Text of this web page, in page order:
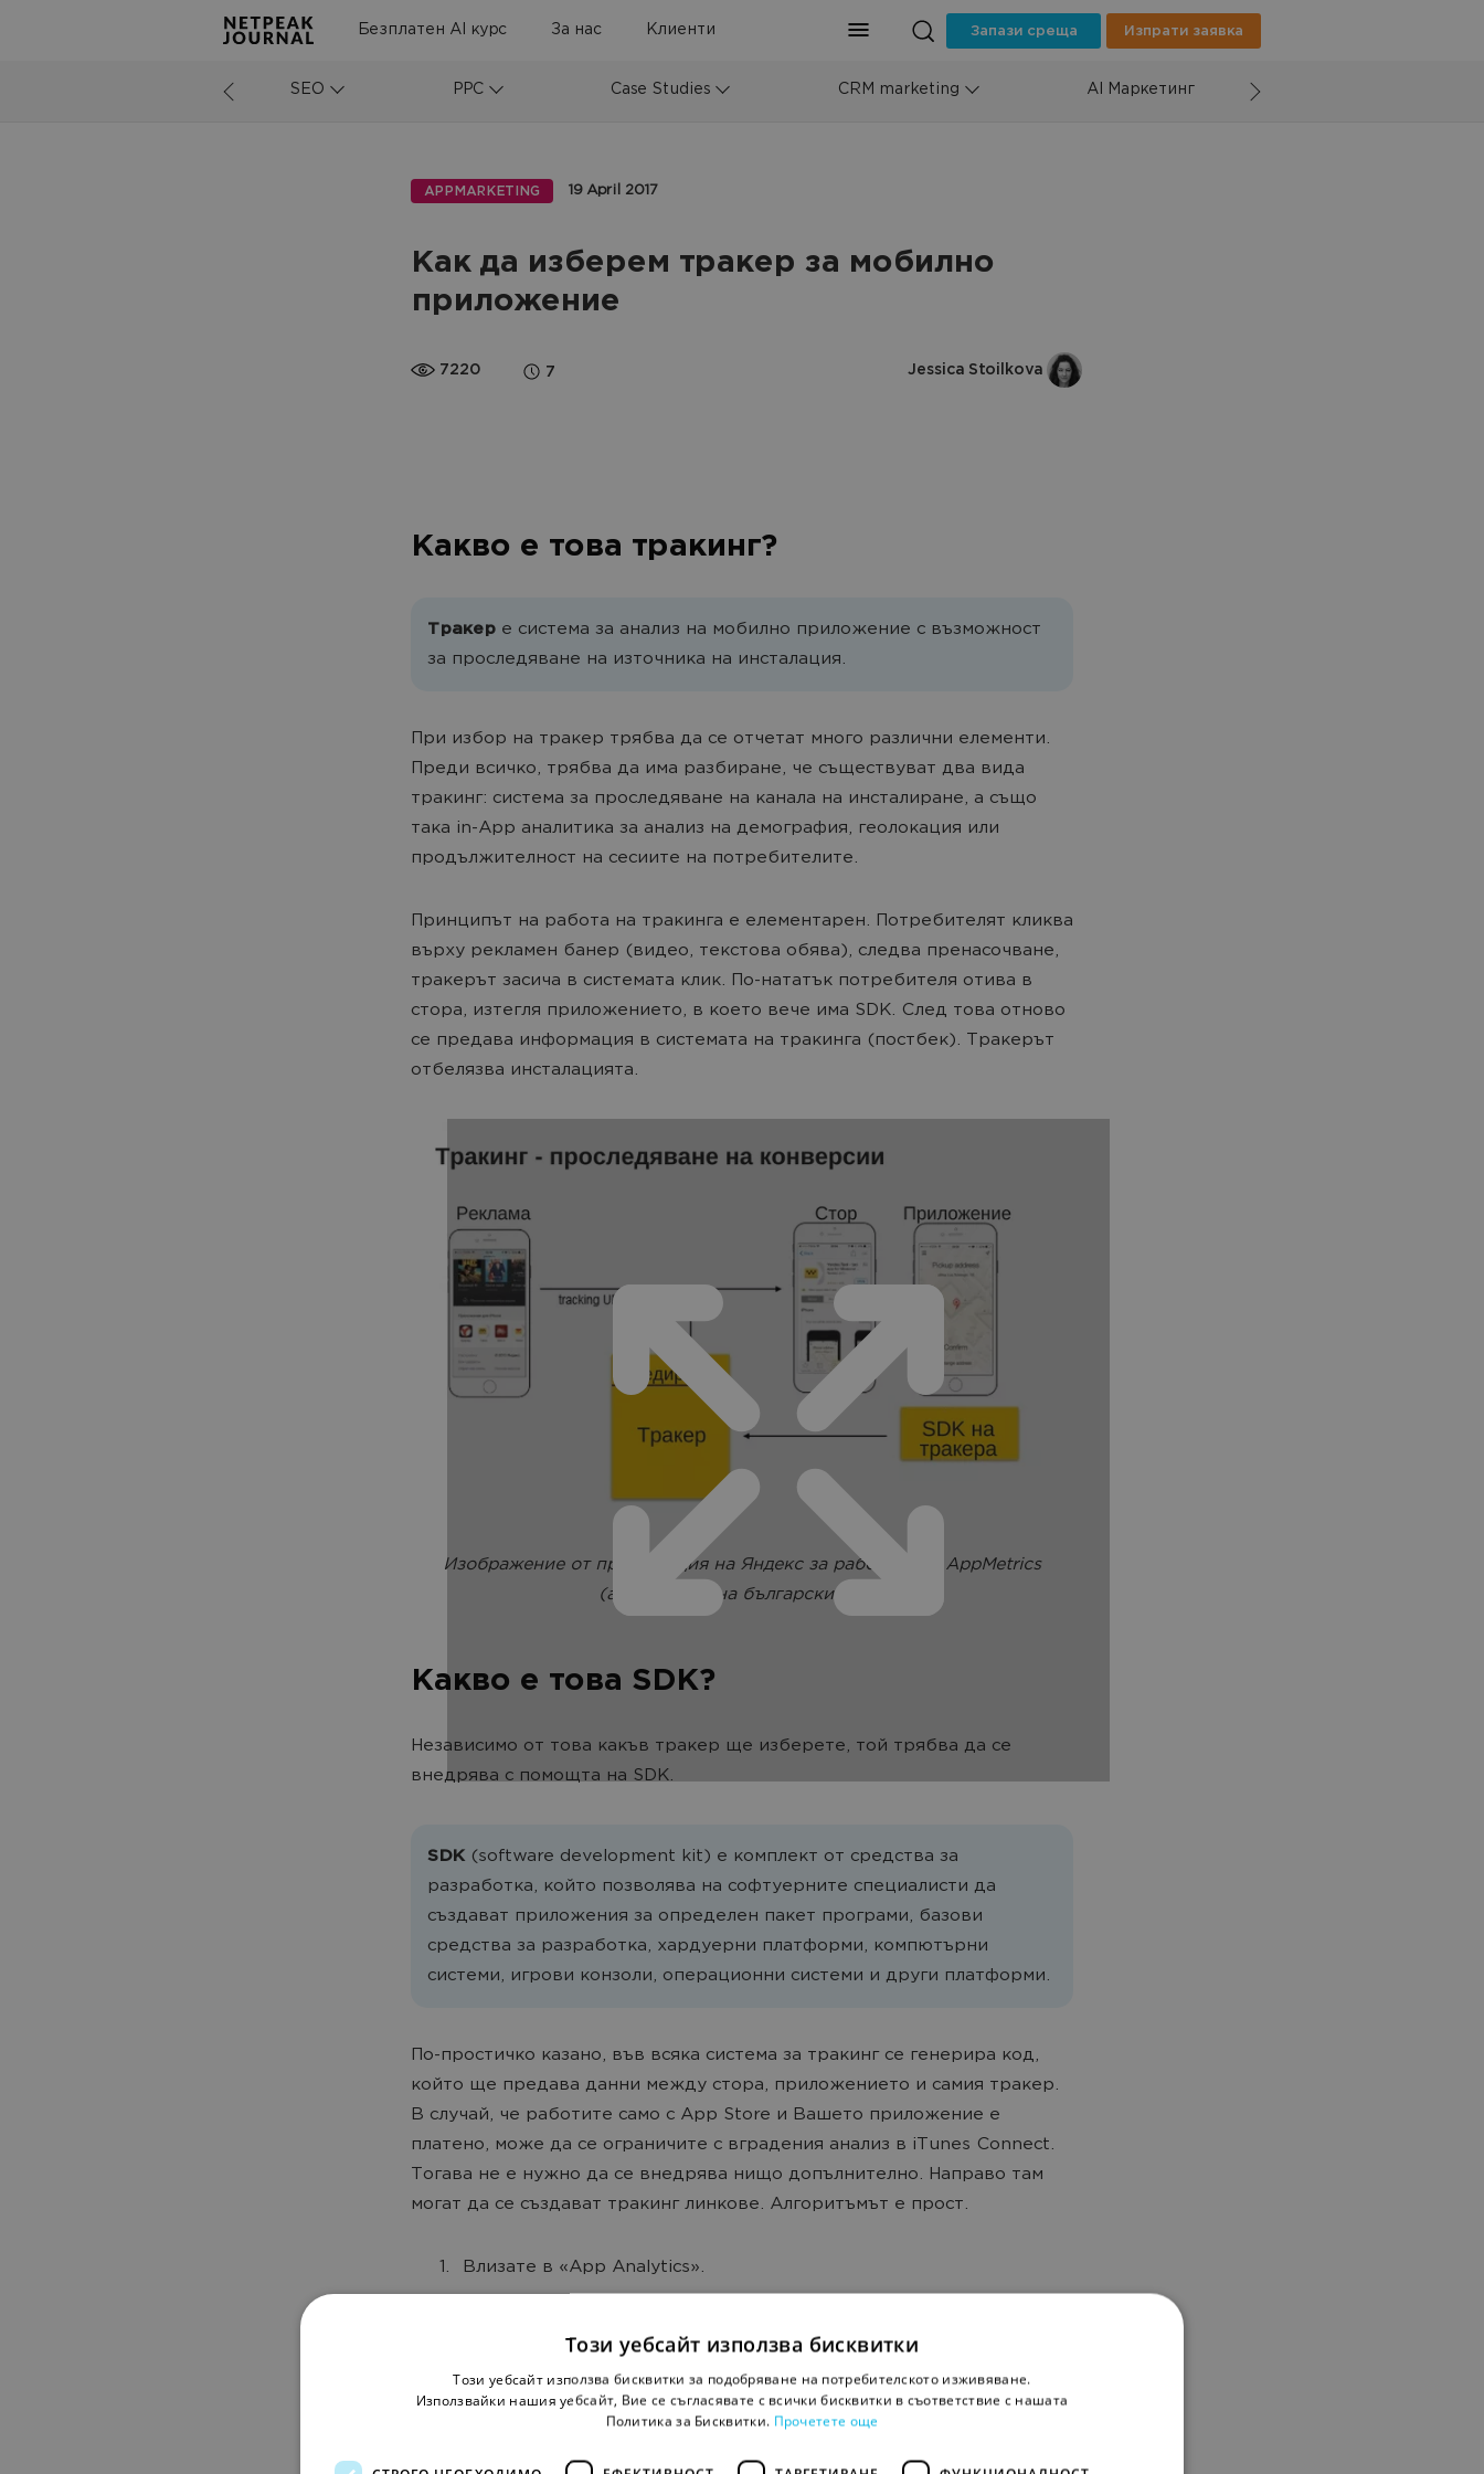
Безплатен AI курс За нас Клиенти Запази среща Изпрати заявка
SEO PPC Case Studies CRM marketing AI Маркетинг
APPMARKETING 19 April 2017
Как да изберем тракер за мобилно
приложение
7220 7 Jessica Stoilkova
Какво е това тракинг?
Тракер е система за анализ на мобилно приложение с възможност
за проследяване на източника на инсталация.
При избор на тракер трябва да се отчетат много различни елементи.
Преди всичко, трябва да има разбиране, че съществуват два вида
тракинг: система за проследяване на канала на инсталиране, а също
така in-App аналитика за анализ на демография, геолокация или
продължителност на сесиите на потребителите.
Принципът на работа на тракинга е елементарен. Потребителят кликва
върху рекламен банер (видео, текстова обява), следва пренасочване,
тракерът засича в системата клик. По-нататък потребителя отива в
стора, изтегля приложението, в което вече има SDK. След това отново
се предава информация в системата на тракинга (постбек). Тракерът
отбелязва инсталацията.
Изображение от презентация на Яндекс за работата на AppMetrics
(адаптирано на български език)
Какво е това SDK?
Независимо от това какъв тракер ще изберете, той трябва да се
внедрява с помощта на SDK.
SDK (software development kit) е комплект от средства за
разработка, който позволява на софтуерните специалисти да
създават приложения за определен пакет програми, базови
средства за разработка, хардуерни платформи, компютърни
системи, игрови конзоли, операционни системи и други платформи.
По-простичко казано, във всяка система за тракинг се генерира код,
който ще предава данни между стора, приложението и самия тракер.
В случай, че работите само с App Store и Вашето приложение е
платено, може да се ограничите с вградения анализ в iTunes Connect.
Тогава не е нужно да се внедрява нищо допълнително. Направо там
могат да се създават тракинг линкове. Алгоритъмът е прост.
Влизате в «App Analytics».
Този уебсайт използва бисквитки
Този уебсайт използва бисквитки за подобряване на потребителското изживяване.
Използвайки нашия уебсайт, Вие се съгласявате с всички бисквитки в съответствие с нашата
Политика за Бисквитки. Прочетете още